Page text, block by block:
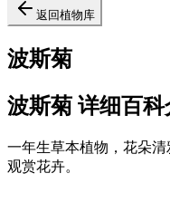
返回植物库
波斯菊
波斯菊 详细百科
一年生草本植物，花朵
观赏花卉。